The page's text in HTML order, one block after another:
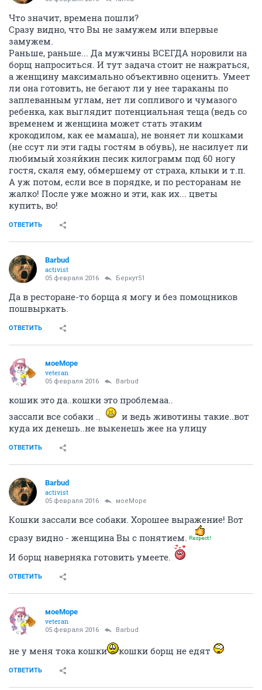
ОТВЕТИТЬ
ЧерныйНеПушистый
Злыдень писюкатый
05 февраля 2016 lamia
вот че мясо свиное с людьми делает!
ОТВЕТИТЬ
Barbud
activist
05 февраля 2016
Что значит, времена пошли?
Сразу видно, что Вы не замужем или впервые
замужем.
Раньше, раньше... Да мужчины ВСЕГДА норовили на
борщ напроситься. И тут задача стоит не нажраться,
а женщину максимально объективно оценить. Умеет
ли она готовить, не бегают ли у нее тараканы по
заплеванным углам, нет ли сопливого и чумазого
ребенка, как выглядит потенциальная теща (ведь со
временем и женщина может стать этаким
(не ссут ли эти гады гостям в обувь), не насилует ли
любимый хозяйкин песик килограмм под 60 ногу
гостя, скаля ему, обмершему от страха, клыки и т.п.
жалко! После уже можно и эти, как их... цветы
купить, во!
ОТВЕТИТЬ
Barbud
activist
05 февраля 2016 Беркут51
Да в ресторане-то борща я могу и без помощников
пошвыркать.
ОТВЕТИТЬ
моеМоре
05 февраля 2016 Barbud
кошик это да..кошки это проблемаа..
зассали все собаки ..
куда их денешь..не выкенешь жее на улицу
activist
05 февраля 2016 моеМоре
Кошки зассали все собаки. Хорошее выражение! Вот